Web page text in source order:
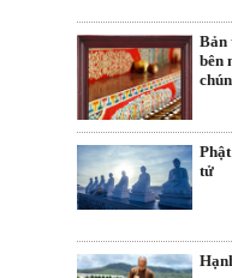
Bản
bên
tử